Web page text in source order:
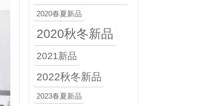
2020春夏新品
2020秋冬新品
2021新品
2022秋冬新品
2023春夏新品